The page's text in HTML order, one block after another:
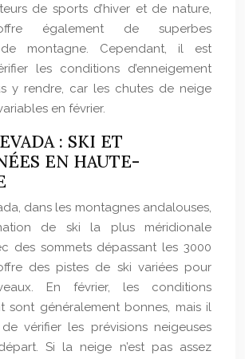
de sports d’hiver et de nature,
également de superbes
de montagne. Cependant, il est
les conditions d’enneigement
y rendre, car les chutes de neige
en février.
: SKI ET
EN HAUTE-
dans les montagnes andalouses,
de ski la plus méridionale
des sommets dépassant les 3000
des pistes de ski variées pour
En février, les conditions
sont généralement bonnes, mais il
vérifier les prévisions neigeuses
Si la neige n’est pas assez